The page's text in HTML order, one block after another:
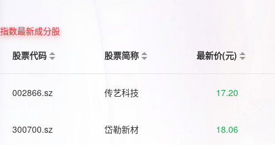
指数最新成分股
股票代码
股票简称 最新价(元)
002866.sz 传艺科技 17.20
300700.sz 岱勒新材 18.06